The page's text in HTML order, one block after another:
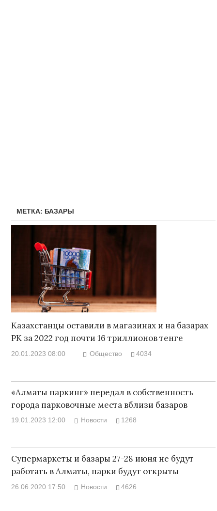
МЕТКА: БАЗАРЫ
Казахстанцы оставили в магазинах и на базарах
РК за 2022 год почти 16 триллионов тенге
20.01.2023 08:00 Общество 4034
«Алматы паркинг» передал в собственность
города парковочные места вблизи базаров
19.01.2023 12:00 Новости 1268
Супермаркеты и базары 27-28 июня не будут
работать в Алматы, парки будут открыты
26.06.2020 17:50 Новости 4626